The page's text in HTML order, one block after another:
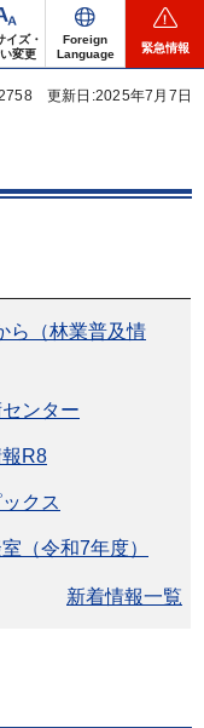
イズ・
変更
Foreign
Language
緊急情報
更新日:2025年7月7日
ら（林業普及情
ンター
R8
クス
（令和7年度）
新着情報一覧